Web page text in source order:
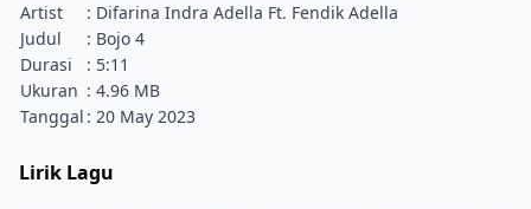
Artist
: Difarina Indra Adella Ft. Fendik Adella
Judul
: Bojo 4
Durasi
: 5:11
Ukuran : 4.96 MB
Tanggal : 20 May 2023
Lirik Lagu